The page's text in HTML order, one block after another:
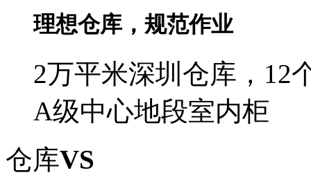
理想仓库，规范作业
2万平米深圳仓库，12
A级中心地段室内柜
仓库VS